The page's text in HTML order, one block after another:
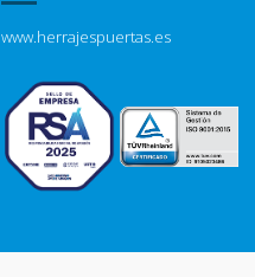
www.herrajespuertas.es